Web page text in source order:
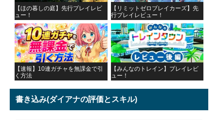
【ほの暮しの庭】先行プレイレビ
ュー！
【リミットゼロブレイカーズ】先
行プレイレビュー！
【速報】10連ガチャを無課金で引
く方法
【みんなのトレイン】プレイレビ
ュー！
書き込み(ダイアナの評価とスキル)